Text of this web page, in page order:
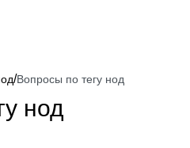
/Вопросы по тегу нод
нод